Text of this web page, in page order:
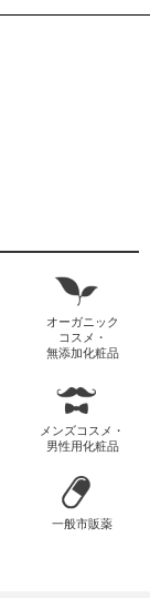
オーガニック
コスメ・
無添加化粧品
メンズコスメ・
男性用化粧品
一般市販薬